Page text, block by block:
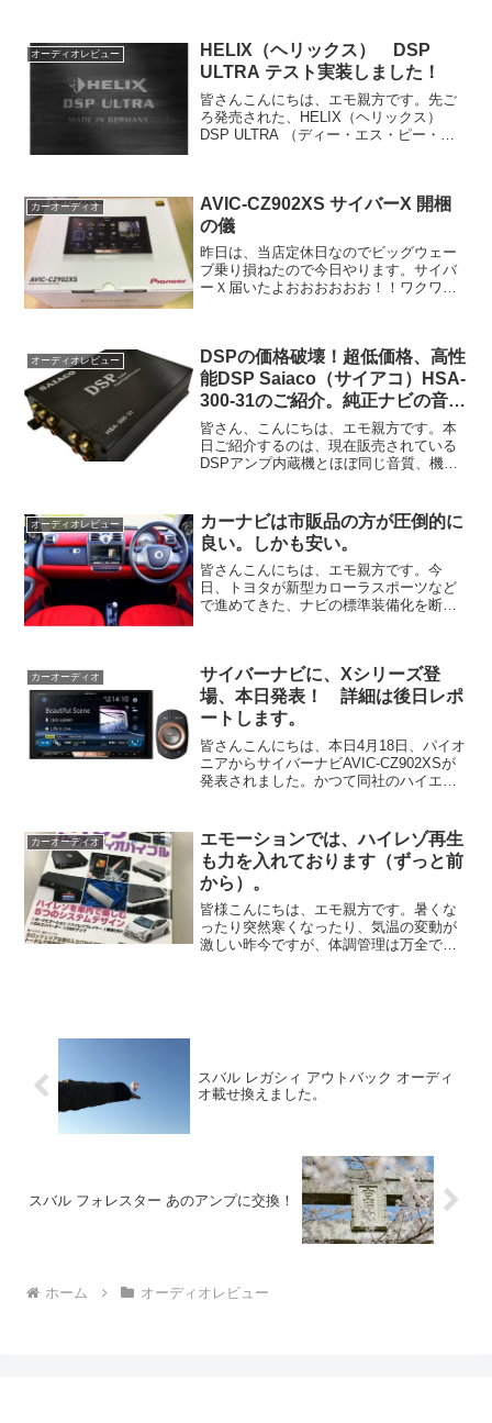
オーディオレビュー
HELIX（ヘリックス） DSP
ULTRA テスト実装しました！
皆さんこんにちは、エモ親方です。先ご
ろ発売された、HELIX（ヘリックス）
DSP ULTRA （ディー・エス・ピー・ウ
が、情...
カーオーディオ
AVIC-CZ902XS サイバーX 開梱
の儀
昨日は、当店定休日なのでビッグウェー
ブ乗り損ねたので今日やります。サイバ
ーＸ届いたよおおおおおお！！ワクワク
などが入って...
オーディオレビュー
DSPの価格破壊！超低価格、高性
能DSP Saiaco（サイアコ）HSA-
300-31のご紹介。純正ナビの音質
を大幅改善。
皆さん、こんにちは、エモ親方です。本
日ご紹介するのは、現在販売されている
DSPアンプ内蔵機とほぼ同じ音質、機能
その名も、Saiaco（サイアコ）HSA-300-
31D...
オーディオレビュー
カーナビは市販品の方が圧倒的に
良い。しかも安い。
皆さんこんにちは、エモ親方です。今
日、トヨタが新型カローラスポーツなど
で進めてきた、ナビの標準装備化を断念
ーディオを販売している人間...
カーオーディオ
サイバーナビに、Xシリーズ登
場、本日発表！ 詳細は後日レポ
ートします。
皆さんこんにちは、本日4月18日、パイオ
ニアからサイバーナビAVIC-CZ902XSが
発表されました。かつて同社のハイエン
ーナビです。carrozzeria AVI...
カーオーディオ
エモーションでは、ハイレゾ再生
も力を入れております（ずっと前
から）。
皆様こんにちは、エモ親方です。暑くな
ったり突然寒くなったり、気温の変動が
激しい昨今ですが、体調管理は万全でし
スバル レガシィ アウトバック オーディ
オ載せ換えました。
スバル フォレスター あのアンプに交換！
ホーム オーディオレビュー